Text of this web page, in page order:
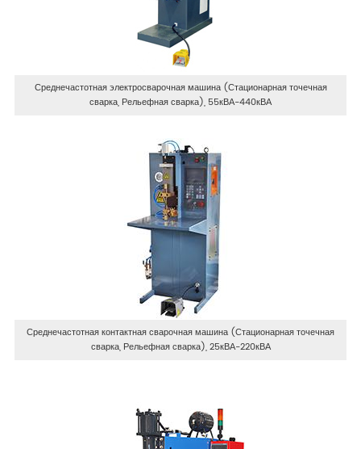
Среднечастотная электросварочная машина (Стационарная точечная
сварка, Рельефная сварка), 55кВА-440кВА
Среднечастотная контактная сварочная машина (Стационарная точечная
сварка, Рельефная сварка), 25кВА-220кВА